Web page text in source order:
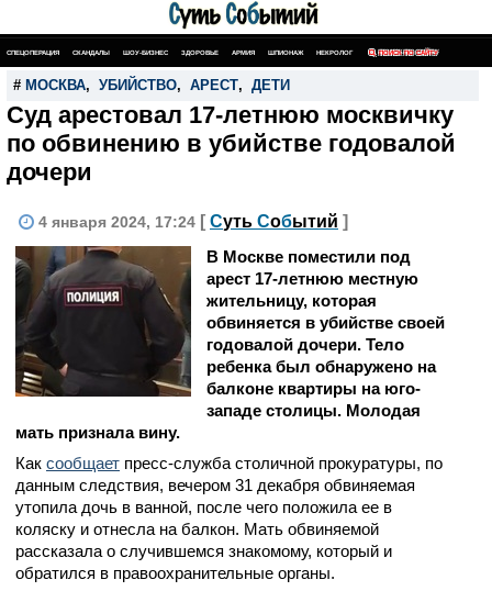
СПЕЦОПЕРАЦИЯ СКАНДАЛЫ ШОУ-БИЗНЕС ЗДОРОВЬЕ АРМИЯ ШПИОНАЖ НЕКРОЛОГ ПОИСК ПО САЙТУ
# МОСКВА, УБИЙСТВО, АРЕСТ, ДЕТИ
Суд арестовал 17-летнюю москвичку
по обвинению в убийстве годовалой
дочери
4 января 2024, 17:24 [ Суть Событий ]
В Москве поместили под
арест 17-летнюю местную
жительницу, которая
обвиняется в убийстве своей
годовалой дочери. Тело
ребенка был обнаружено на
балконе квартиры на юго-
западе столицы. Молодая
мать признала вину.
Как сообщает пресс-служба столичной прокуратуры, по
данным следствия, вечером 31 декабря обвиняемая
утопила дочь в ванной, после чего положила ее в
коляску и отнесла на балкон. Мать обвиняемой
рассказала о случившемся знакомому, который и
обратился в правоохранительные органы.